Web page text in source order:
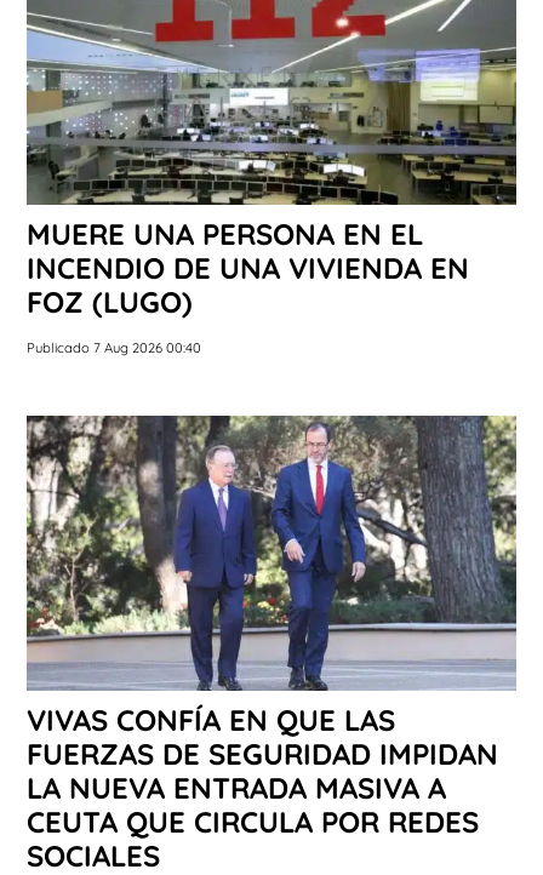
MUERE UNA PERSONA EN EL
INCENDIO DE UNA VIVIENDA EN
FOZ (LUGO)
Publicado 7 Aug 2026 00:40
VIVAS CONFÍA EN QUE LAS
FUERZAS DE SEGURIDAD IMPIDAN
LA NUEVA ENTRADA MASIVA A
CEUTA QUE CIRCULA POR REDES
SOCIALES